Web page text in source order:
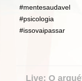
#mentesaudavel
#psicologia
#issovaipassar
PORTFOLIO
Live: O